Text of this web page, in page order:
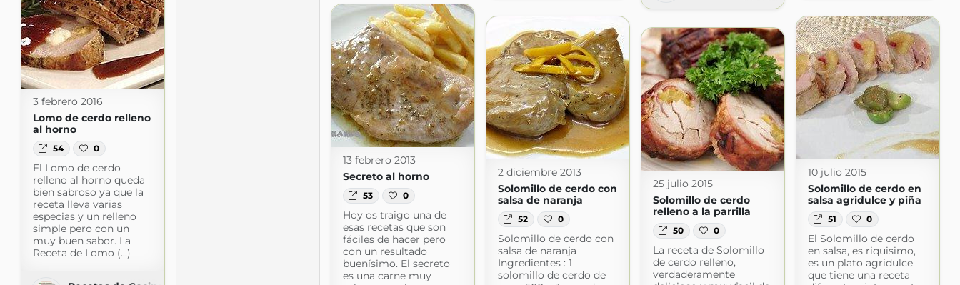
3 febrero 2016
Lomo de cerdo relleno
al horno
54 0
El Lomo de cerdo
relleno al horno queda
bien sabroso ya que la
receta lleva varias
especias y un relleno
simple pero con un
muy buen sabor. La
Receta de Lomo (...)
13 febrero 2013
Secreto al horno
53 0
Hoy os traigo una de
esas recetas que son
fáciles de hacer pero
con un resultado
buenísimo. El secreto
es una carne muy
2 diciembre 2013
Solomillo de cerdo con
salsa de naranja
52 0
Solomillo de cerdo con
salsa de naranja
Ingredientes : 1
solomillo de cerdo de
10 julio 2015
Solomillo de cerdo en
salsa agridulce y piña
51 0
El Solomillo de cerdo
en salsa, es riquisimo,
es un plato agridulce
que tiene una receta
25 julio 2015
Solomillo de cerdo
relleno a la parrilla
50 0
La receta de Solomillo
de cerdo relleno,
verdaderamente